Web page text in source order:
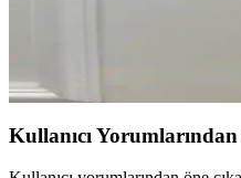
ZEYMERADE Lacivert
ZEYMERADE lacivert gelin
Kullanıcı